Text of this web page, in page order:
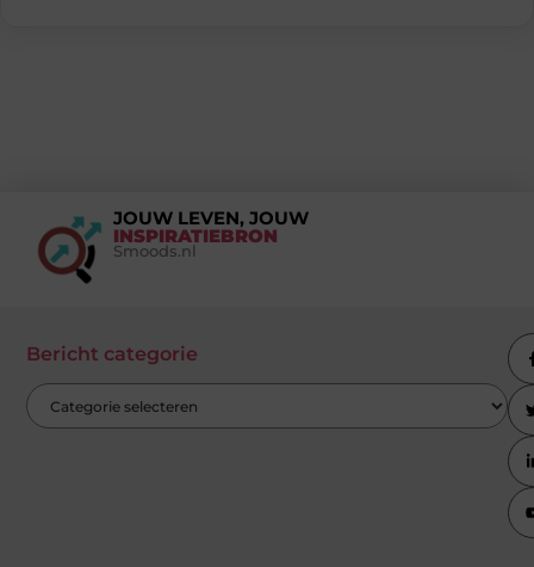
JOUW LEVEN, JOUW
INSPIRATIEBRON
Smoods.nl
Bericht categorie